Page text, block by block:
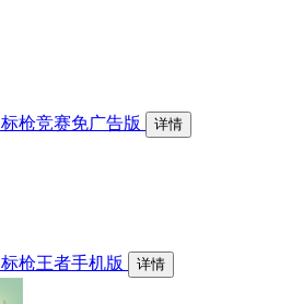
标枪竞赛免广告版 详情
标枪王者手机版 详情